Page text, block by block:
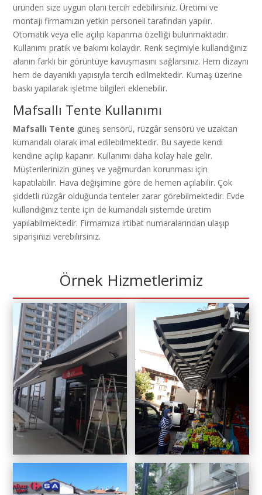
üründen size uygun olanı tercih edebilirsiniz. Üretimi ve
montajı firmamızın yetkin personeli tarafından yapılır.
Otomatik veya elle açılıp kapanma özelliği bulunmaktadır.
Kullanımı pratik ve bakımı kolaydır. Renk seçimiyle kullandığınız
alanın farklı bir görüntüye kavuşmasını sağlarsınız. Hem dizaynı
hem de dayanıklı yapısıyla tercih edilmektedir. Kumaş üzerine
baskı yapılarak işletme bilgileri eklenebilir.
Mafsallı Tente Kullanımı
Mafsallı Tente güneş sensörü, rüzgâr sensörü ve uzaktan
kumandalı olarak imal edilebilmektedir. Bu sayede kendi
kendine açılıp kapanır. Kullanımı daha kolay hale gelir.
Müşterilerinizin güneş ve yağmurdan korunması için
kapatılabilir. Hava değişimine göre de hemen açılabilir. Çok
şiddetli rüzgâr olduğunda tenteler zarar görebilmektedir. Evde
kullandığınız tente için de kumandalı sistemde üretim
yapılabilmektedir. Firmamıza irtibat numaralarından ulaşıp
siparişinizi verebilirsiniz.
Örnek Hizmetlerimiz